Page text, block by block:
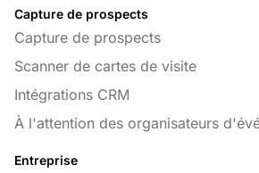
Capture de prospects
Capture de prospects
Scanner de cartes de visite
Intégrations CRM
À l'attention des organisateurs
Entreprise